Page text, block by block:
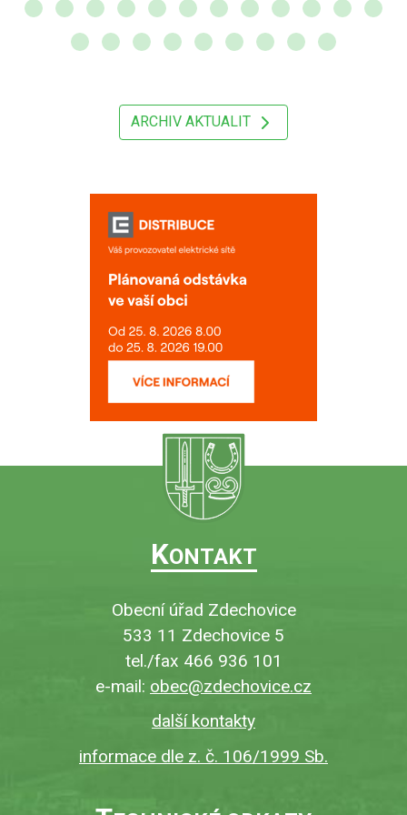
ARCHIV AKTUALIT
KONTAKT
Obecní úřad Zdechovice
533 11 Zdechovice 5
tel./fax 466 936 101
e-mail: obec@zdechovice.cz
další kontakty
informace dle z. č. 106/1999 Sb.